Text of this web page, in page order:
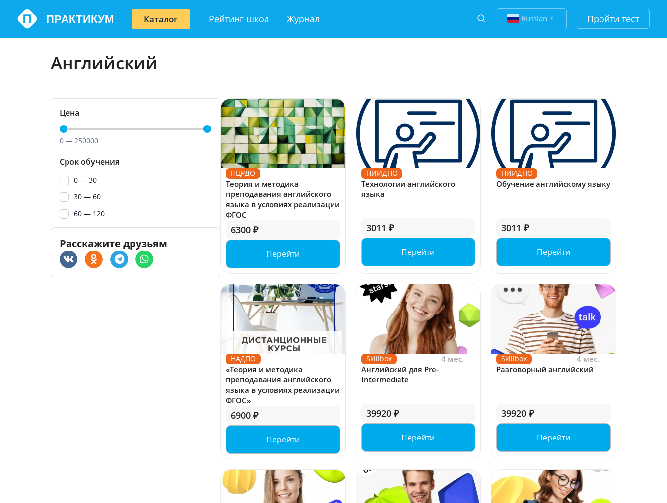
Перейти
содержимому
ПРАКТИКУМ Каталог Рейтинг школ Журнал Russian ▼ Пройти тест
Английский
Цена
0 — 250000
Срок обучения
0 — 30
30 — 60
60 — 120
Расскажите друзьям
НЦРДО
Теория и методика
преподавания английского
языка в условиях реализации
ФГОС
6300 ₽
Перейти
НИИДПО
Технологии английского
языка
3011 ₽
Перейти
НИИДПО
Обучение английскому языку
3011 ₽
Перейти
НАДПО
«Теория и методика
преподавания английского
языка в условиях реализации
ФГОС»
6900 ₽
Перейти
Skillbox
4 мес.
Английский для Pre-
Intermediate
39920 ₽
Перейти
Skillbox
4 мес.
Разговорный английский
39920 ₽
Перейти